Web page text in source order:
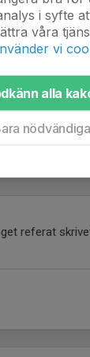
referat
i syfte
våra
vi
alla
nödvändiga